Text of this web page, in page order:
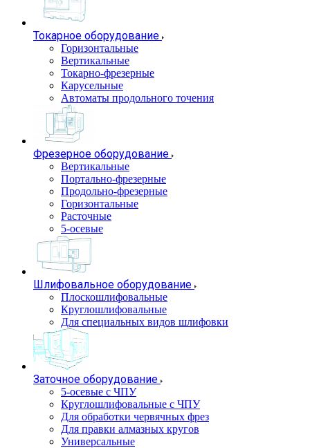
Токарное оборудование
Горизонтальные
Вертикальные
Токарно-фрезерные
Карусельные
Автоматы продольного точения
Фрезерное оборудование
Вертикальные
Портально-фрезерные
Продольно-фрезерные
Горизонтальные
Расточные
5-осевые
Шлифовальное оборудование
Плоскошлифовальные
Круглошлифовальные
Для специальных видов шлифовки
Заточное оборудование
5-осевые с ЧПУ
Круглошлифовальные с ЧПУ
Для обработки червячных фрез
Для правки алмазных кругов
Универсальные